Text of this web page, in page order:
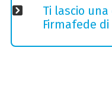
Ti lascio
Firmafede di